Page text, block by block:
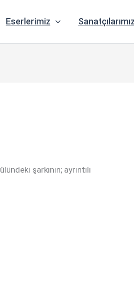
Eserlerimiz Sanatçılarımız
şarkının; ayrıntılı